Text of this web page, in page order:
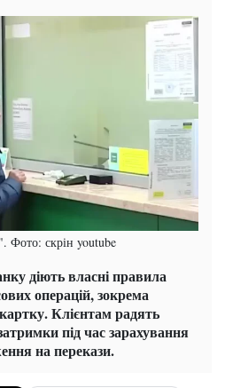
Фото: скрін youtube
діють власні правила
операцій, зокрема
Клієнтам радять
під час зарахування
на перекази.